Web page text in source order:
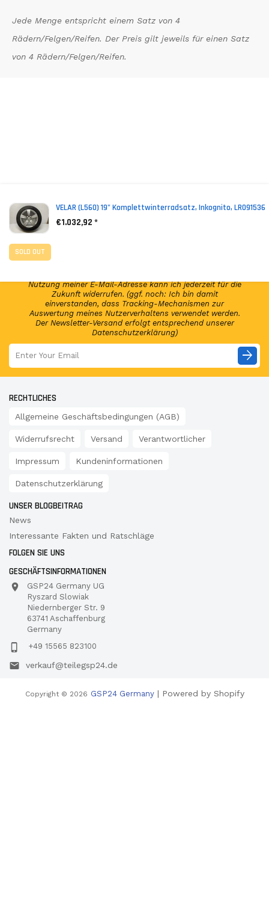
Jede Menge entspricht einem Satz von 4
Rädern/Felgen/Reifen. Der Preis gilt jeweils für einen Satz
von 4 Rädern/Felgen/Reifen.
VELAR (L560) 19" Komplettwinterradsatz, Inkognito, LR091536
€1.032,92 *
SOLD OUTAbonniere jetzt unseren Newsletter und erhalte per E-
Nutzung meiner E-Mail-Adresse kann ich jederzeit für die
Zukunft widerrufen. (ggf. noch: Ich bin damit
einverstanden, dass Tracking-Mechanismen zur
Auswertung meines Nutzerverhaltens verwendet werden.
Der Newsletter-Versand erfolgt entsprechend unserer
Datenschutzerklärung)
arrow_forward
RECHTLICHES
Allgemeine Geschäftsbedingungen (AGB)
Widerrufsrecht Versand Verantwortlicher
Impressum Kundeninformationen
Datenschutzerklärung
UNSER BLOGBEITRAG
News
Interessante Fakten und Ratschläge
FOLGEN SIE UNS
GESCHÄFTSINFORMATIONEN
GSP24 Germany UG
Ryszard Slowiak
Niedernberger Str. 9
63741 Aschaffenburg
Germany
+49 15565 823100
verkauf@teilegsp24.de
Copyright © 2026 GSP24 Germany| Powered by Shopify